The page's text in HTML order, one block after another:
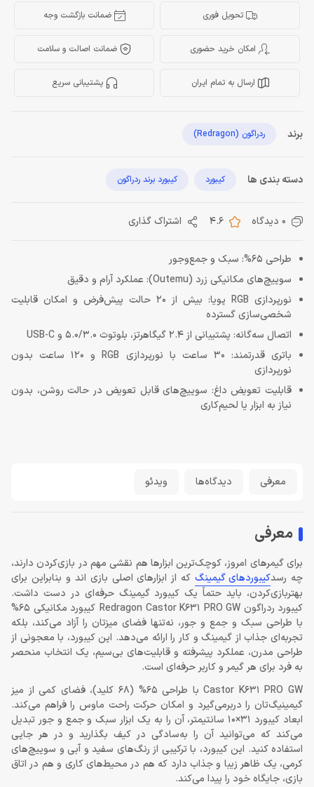
تحویل فوری ضمانت بازگشت وجه
امکان خرید حضوری ضمانت اصالت و سلامت
ارسال به تمام ایران پشتیبانی سریع
برند ردراگون (Redragon)
دسته بندی ها کیبورد کیبورد برند ردراگون
0 دیدگاه 4.6 اشتراک گذاری
طراحی 65%: سبک و جمع‌وجور
سوییچ‌های مکانیکی زرد (Outemu): عملکرد آرام و دقیق
نورپردازی RGB پویا: بیش از 20 حالت پیش‌فرض و امکان قابلیت
شخصی‌سازی گسترده
اتصال سه‌گانه: پشتیبانی از 2.4 گیگاهرتز، بلوتوث 5.0/3.0 و USB-C
باتری قدرتمند: 30 ساعت با نورپردازی RGB و 120 ساعت بدون
نورپردازی
قابلیت تعویض داغ: سوییچ‌های قابل تعویض در حالت روشن، بدون
نیاز به ابزار یا لحیم‌کاری
معرفی دیدگاه‌ها ویدئو
معرفی
برای گیمرهای امروز، کوچک‌ترین ابزارها هم نقشی مهم در بازی‌کردن دارند،
چه رسدکیبوردهای گیمینگکه از ابزارهای اصلی بازی اند و بنابراین برای
بهتربازی‌کردن، باید حتماً یک کیبورد گیمینگ حرفه‌ای در دست داشت.
کیبورد ردراگون Redragon Castor K631 PRO GW کیبورد مکانیکی 65%
با طراحی سبک و جمع و جور، نه‌تنها فضای میزتان را آزاد می‌کند، بلکه
تجربه‌ای جذاب از گیمینگ و کار را ارائه می‌دهد. این کیبورد، با معجونی از
طراحی مدرن، عملکرد پیشرفته و قابلیت‌های بی‌سیم، یک انتخاب منحصر
به فرد برای هر گیمر و کاربر حرفه‌ای است.
Castor K631 PRO GW با طراحی 65% (68 کلید)، فضای کمی از میز
گیمینیگ‌تان را دربرمی‌گیرد و امکان حرکت راحت ماوس را فراهم می‌کند.
ابعاد کیبورد 31×10 سانتیمتر، آن را به یک ابزار سبک و جمع و جور تبدیل
می‌کند که می‌توانید آن را به‌سادگی در کیف بگذارید و در هر جایی
استفاده کنید. این کیبورد، با ترکیبی از رنگ‌های سفید و آبی و سوییچ‌های
کرمی، یک ظاهر زیبا و جذاب دارد که هم در محیط‌های کاری و هم در اتاق
بازی، جایگاه خود را پیدا می‌کند.